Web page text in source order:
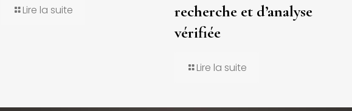
Lire la suite
recherche et d’analyse
vérifiée
Lire la suite